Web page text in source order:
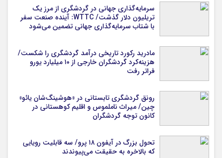
سرمایه‌گذاری جهانی در گردشگری از مرز یک
تریلیون دلار گذشت/ WTTC: آینده صنعت سفر
با شتاب سرمایه‌گذاری جهانی تضمین می‌شود
مادرید رکورد تاریخی درآمد گردشگری را شکست/
هزینه‌کرد گردشگران خارجی از ۱۰ میلیارد یورو
فراتر رفت
رونق گردشگری تابستانی در «هوشینگ‌شان یائو»
چین/ میراث ناملموس و اقلیم کوهستانی در
کانون توجه گردشگران
تحول بزرگ در آیفون ۱۸ پرو/ سه قابلیت رویایی
که بالاخره به حقیقت می‌پیوندند